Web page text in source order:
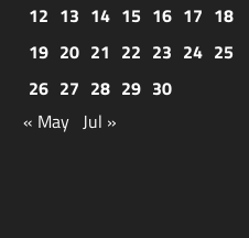
12 13 14 15 16 17 18
19 20 21 22 23 24 25
26 27 28 29 30
« May Jul »